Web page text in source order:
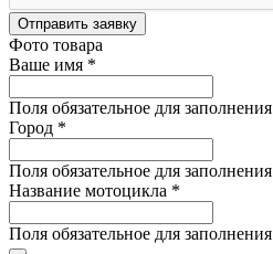
Отправить заявку
Фото товара
Ваше имя *
Поля обязательное для заполнения
Город *
Поля обязательное для заполнения
Название мотоцикла *
Поля обязательное для заполнения